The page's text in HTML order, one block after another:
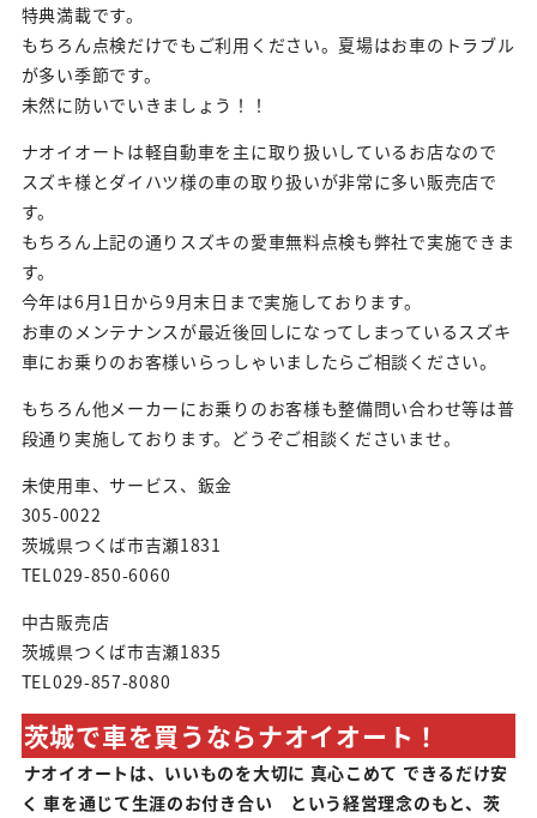
特典満載です。
もちろん点検だけでもご利用ください。夏場はお車のトラブル
が多い季節です。
未然に防いでいきましょう！！
ナオイオートは軽自動車を主に取り扱いしているお店なので
スズキ様とダイハツ様の車の取り扱いが非常に多い販売店で
す。
もちろん上記の通りスズキの愛車無料点検も弊社で実施できま
す。
今年は6月1日から9月末日まで実施しております。
お車のメンテナンスが最近後回しになってしまっているスズキ
車にお乗りのお客様いらっしゃいましたらご相談ください。
もちろん他メーカーにお乗りのお客様も整備問い合わせ等は普
段通り実施しております。どうぞご相談くださいませ。
未使用車、サービス、鈑金
305-0022
茨城県つくば市吉瀬1831
TEL029-850-6060
中古販売店
茨城県つくば市吉瀬1835
TEL029-857-8080
茨城で車を買うならナオイオート！
ナオイオートは、いいものを大切に 真心こめて できるだけ安
く 車を通じて生涯のお付き合い という経営理念のもと、茨